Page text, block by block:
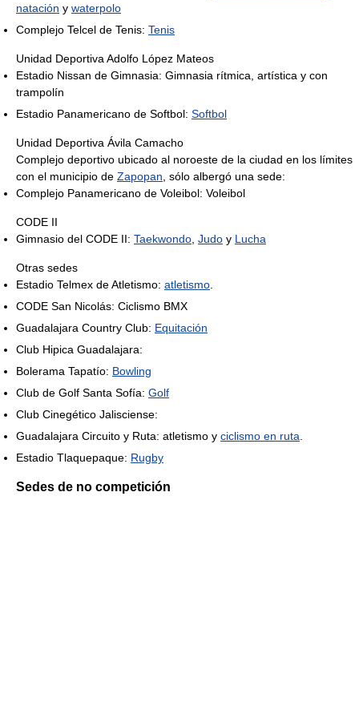
natación y waterpolo
Complejo Telcel de Tenis: Tenis
Unidad Deportiva Adolfo López Mateos
Estadio Nissan de Gimnasia: Gimnasia rítmica, artística y con
trampolín
Estadio Panamericano de Softbol: Softbol
Unidad Deportiva Ávila Camacho
Complejo deportivo ubicado al noroeste de la ciudad en los límites
con el municipio de Zapopan , sólo albergó una sede:
Complejo Panamericano de Voleibol: Voleibol
CODE II
Gimnasio del CODE II: Taekwondo Judo y Lucha
Otras sedes
Estadio Telmex de Atletismo: atletismo
CODE San Nicolás: Ciclismo BMX
Guadalajara Country Club: Equitación
Club Hipica Guadalajara:
Bolerama Tapatío: Bowling
Club de Golf Santa Sofía: Golf
Club Cinegético Jalisciense:
Guadalajara Circuito y Ruta: atletismo y ciclismo en ruta
Estadio Tlaquepaque: Rugby
Sedes de no competición